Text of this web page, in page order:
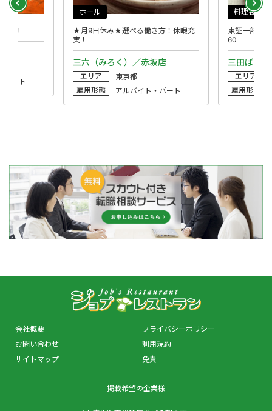
OK!
パート
三六（みろく）／赤坂店
★月9日休み★選べる働き方！休暇充
実！
ホール
エリア
東京都
雇用形態
アルバイト・パート
三田ばさ
東証一部上
60
料理長候補
エリア
雇用形態
会社概要
お問い合わせ
サイトマップ
プライバシーポリシー
利用規約
免責
掲載希望の企業様